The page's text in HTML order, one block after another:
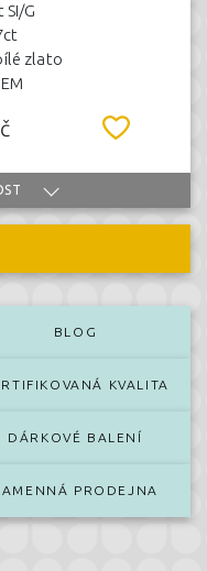
G
zlato
BLOG
KVALITA
DÁRKOVÉ BALENÍ
PRODEJNA